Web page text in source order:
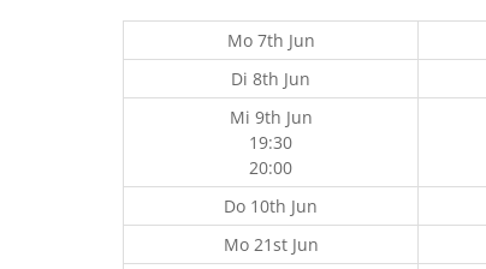
Mo 7th Jun
Di 8th Jun
Mi 9th Jun
19:30
20:00
Do 10th Jun
Mo 21st Jun